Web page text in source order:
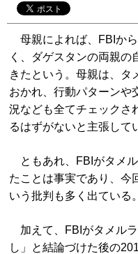
母親によれば、FBIか
く、ダゲスタンの両親の
きたという。母親は、タ
おかれ、行動パターンや
況なども全てチェックさ
るはずがないと主張して
ともあれ、FBIがタメ
たことは事実であり、今
いう批判も多く出ている。
加えて、FBIがタメル
し」と結論づけた後の